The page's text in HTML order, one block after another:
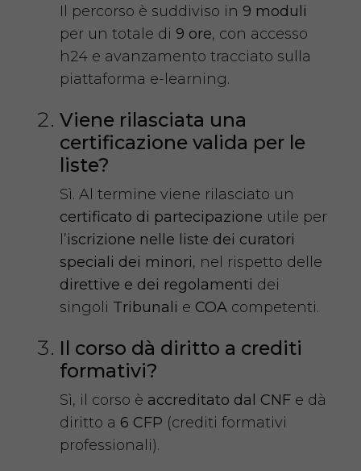
Il percorso è suddiviso in 9 moduli
per un totale di 9 ore, con accesso
h24 e avanzamento tracciato sulla
piattaforma e-learning.
Viene rilasciata una
certificazione valida per le
liste?
Sì. Al termine viene rilasciato un
certificato di partecipazione utile per
l’iscrizione nelle liste dei curatori
speciali dei minori, nel rispetto delle
direttive e dei regolamenti dei
singoli Tribunali e COAcompetenti.
Il corso dà diritto a crediti
formativi?
Sì, il corso è accreditato dal CNFe dà
diritto a 6 CFP (crediti formativi
professionali).